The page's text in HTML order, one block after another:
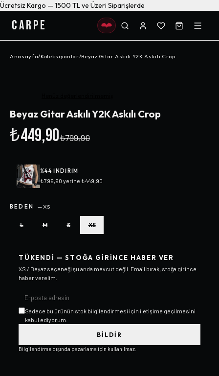
Ücretsiz Kargo — 1500 TL ve Üzeri Siparişlerde
CARPE
Anasayfa/Koleksiyonlar/Beyaz Gitar Askılı Y2K Askılı Crop
Beyaz Gitar Askılı Y2K Askılı Crop
₺449,90₺799,90
%44INDIRIM
₺799,90 yerine ₺449,90
BEDEN —XS
L M S XS
TÜKENDI — STOĞA GIRINCE HABER VER
XS / Beyaz seçeneği şu anda mevcut değil. Email bırak, stoğa girince
haber verelim.
Sadece bu ürünün stok bilgilendirmesi için iletişime geçilmesini
kabul ediyorum.
BILDIR
Bilgilendirme dışında pazarlama için kullanılmaz.